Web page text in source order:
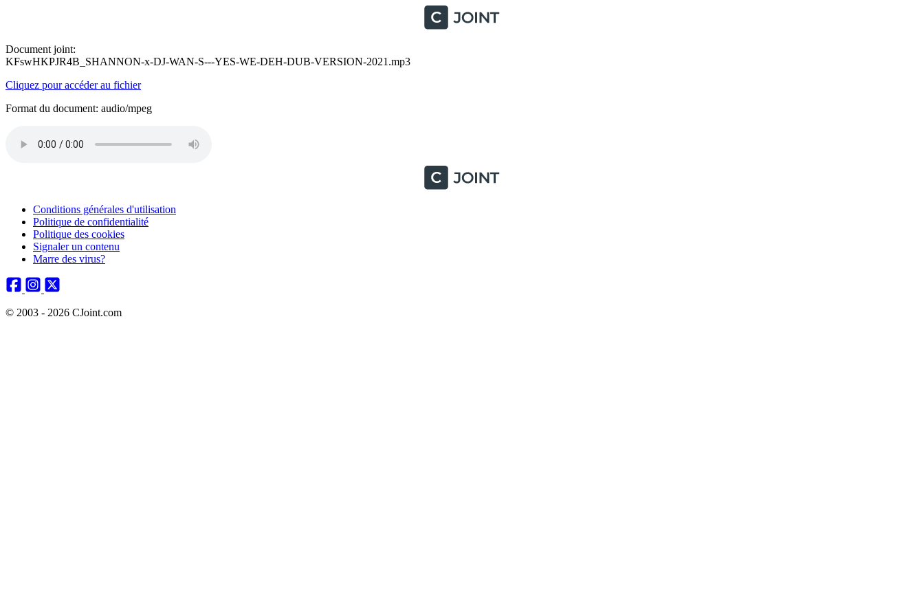
Document joint:
KFswHKPJR4B_SHANNON-x-DJ-WAN-S---YES-WE-DEH-DUB-VERSION-2021.mp3
Cliquez pour accéder au fichier
Format du document: audio/mpeg
Conditions générales d'utilisation
Politique de confidentialité
Politique des cookies
Signaler un contenu
Marre des virus?
© 2003 - 2026 CJoint.com